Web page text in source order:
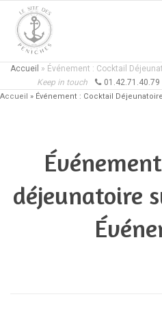
Accueil » Événement : Cocktail
Keep in touch
Accueil » Événement : Cocktail
déjeunatoire